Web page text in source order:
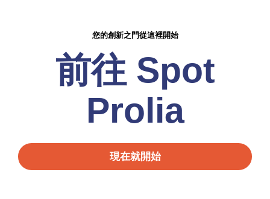
您的創新之門從這裡開始
前往 Spot
Prolia
現在就開始